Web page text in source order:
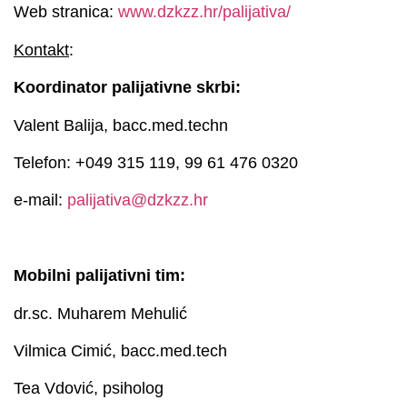
Web stranica: www.dzkzz.hr/palijativa/
Kontakt:
Koordinator palijativne skrbi:
Valent Balija, bacc.med.techn
Telefon: +049 315 119, 99 61 476 0320
e-mail: palijativa@dzkzz.hr
Mobilni palijativni tim:
dr.sc. Muharem Mehulić
Vilmica Cimić, bacc.med.tech
Tea Vdović, psiholog